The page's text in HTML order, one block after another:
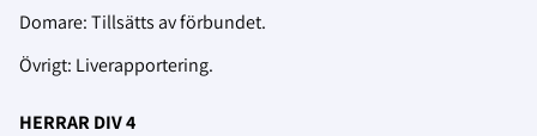
Domare: Tillsätts av förbundet.
Övrigt: Liverapportering.
HERRAR DIV 4